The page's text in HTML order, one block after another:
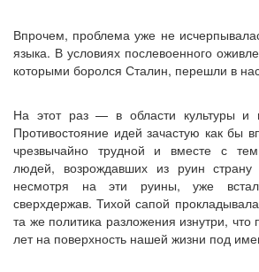
Впрочем, проблема уже не
языка. В условиях послевоенного
которыми боролся Сталин, перешли в
На этот раз — в области культуры и
Противостояние идей зачастую как бы
чрезвычайно трудной и вместе с тем
людей, возрождавших из руин
несмотря на эти руины, уже
сверхдержав. Тихой сапой
та же политика разложения изнутри, что
лет на поверхность нашей жизни под